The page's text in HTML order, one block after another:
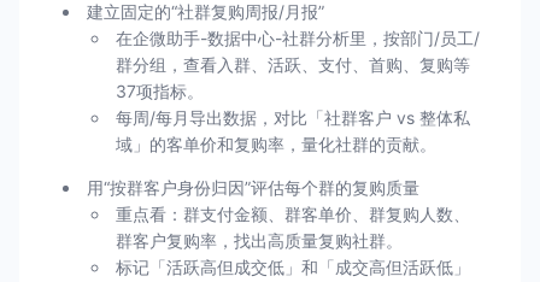
建立固定的“社群复购周报/月报”
在企微助手-数据中心-社群分析里，按部门/员工/
群分组，查看入群、活跃、支付、首购、复购等
37项指标。
每周/每月导出数据，对比「社群客户 vs 整体私
域」的客单价和复购率，量化社群的贡献。
用“按群客户身份归因”评估每个群的复购质量
重点看：群支付金额、群客单价、群复购人数、
群客户复购率，找出高质量复购社群。
标记「活跃高但成交低」和「成交高但活跃低」